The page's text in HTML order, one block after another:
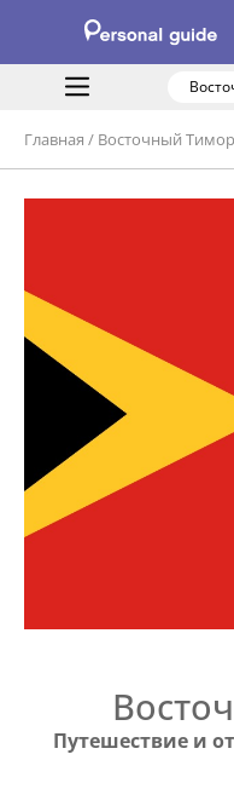
Главная / Восточный Тимор
Путешествие и